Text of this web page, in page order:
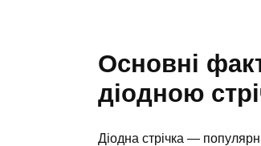
Основні
діодною
Діодна стрічка —